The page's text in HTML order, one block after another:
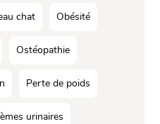
chat Obésité
Ostéopathie
Perte de poids
urinaires